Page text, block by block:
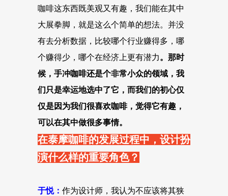
咖啡这东西既美观又有趣，我们能在其中
大展拳脚，就是这么个简单的想法。并没
有去分析数据，比较哪个行业赚得多，哪
个赚得少，哪个在经济上更有潜力。那时
候，手冲咖啡还是个非常小众的领域，我
们只是幸运地选中了它，而我们的初心仅
仅是因为我们很喜欢咖啡，觉得它有趣，
可以在其中做很多事情。
在泰摩咖啡的发展过程中，设计扮
演什么样的重要角色？
于悦： 作为设计师，我认为不应该将其狭